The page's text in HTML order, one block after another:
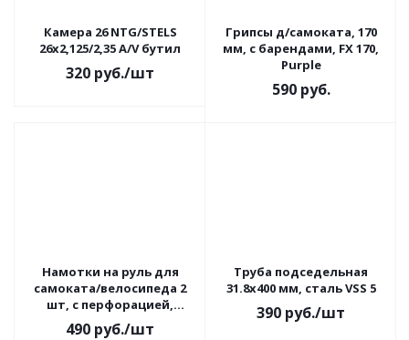
Камера 26 NTG/STELS
26х2,125/2,35 A/V бутил
320 руб./шт
Грипсы д/самоката, 170
мм, с барендами, FX 170,
Purple
590руб.
Намотки на руль для
самоката/велосипеда 2
шт, с перфорацией,
черный
490 руб./шт
Труба подседельная
31.8x400 мм, сталь VSS 5
390 руб./шт